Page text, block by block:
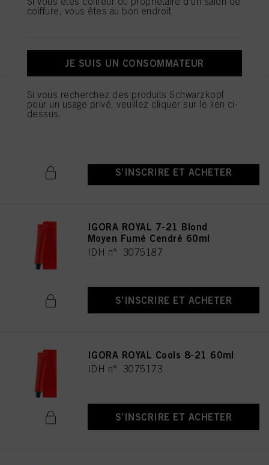
IGORA ROYAL 5-21 Châtain
Clair Fumé Cendré 60ml
S’INSCRIRE ET ACHETER
IGORA ROYAL 7-21 Blond
Moyen Fumé Cendré 60ml
IDH n° 3075187
S’INSCRIRE ET ACHETER
IGORA ROYAL Cools 8-21 60ml
IDH n° 3075173
S’INSCRIRE ET ACHETER
coiffure, vous êtes au bon endroit.
JE SUIS UN CONSOMMATEUR
Si vous recherchez des produits Schwarzkopf
pour un usage privé, veuillez cliquer sur le lien ci-
dessus.